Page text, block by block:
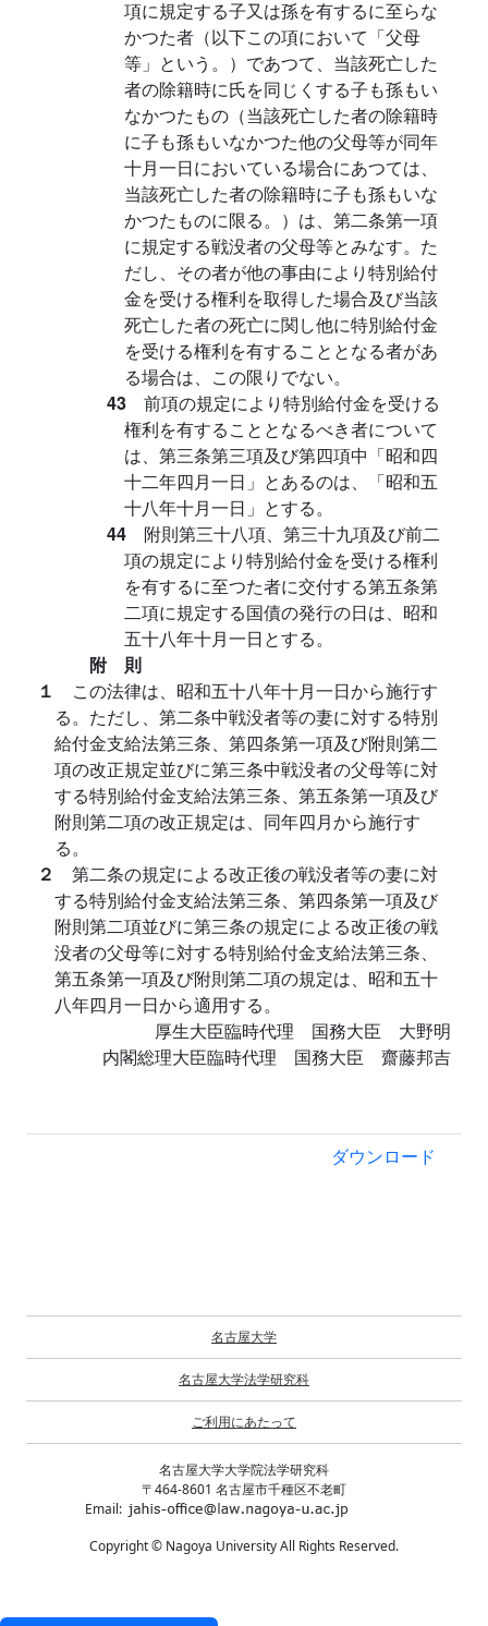
項に規定する子又は孫を有するに至らな
かつた者（以下この項において「父母
等」という。）であつて、当該死亡した
者の除籍時に氏を同じくする子も孫もい
なかつたもの（当該死亡した者の除籍時
に子も孫もいなかつた他の父母等が同年
十月一日においている場合にあつては、
当該死亡した者の除籍時に子も孫もいな
かつたものに限る。）は、第二条第一項
に規定する戦没者の父母等とみなす。た
だし、その者が他の事由により特別給付
金を受ける権利を取得した場合及び当該
死亡した者の死亡に関し他に特別給付金
を受ける権利を有することとなる者があ
る場合は、この限りでない。
43 前項の規定により特別給付金を受ける
権利を有することとなるべき者について
は、第三条第三項及び第四項中「昭和四
十二年四月一日」とあるのは、「昭和五
十八年十月一日」とする。
44 附則第三十八項、第三十九項及び前二
項の規定により特別給付金を受ける権利
を有するに至つた者に交付する第五条第
二項に規定する国債の発行の日は、昭和
五十八年十月一日とする。
附 則
１ この法律は、昭和五十八年十月一日から施行す
る。ただし、第二条中戦没者等の妻に対する特別
給付金支給法第三条、第四条第一項及び附則第二
項の改正規定並びに第三条中戦没者の父母等に対
する特別給付金支給法第三条、第五条第一項及び
附則第二項の改正規定は、同年四月から施行す
る。
２ 第二条の規定による改正後の戦没者等の妻に対
する特別給付金支給法第三条、第四条第一項及び
附則第二項並びに第三条の規定による改正後の戦
没者の父母等に対する特別給付金支給法第三条、
第五条第一項及び附則第二項の規定は、昭和五十
八年四月一日から適用する。
厚生大臣臨時代理 国務大臣 大野明
内閣総理大臣臨時代理 国務大臣 齋藤邦吉
ダウンロード
名古屋大学
名古屋大学法学研究科
ご利用にあたって
名古屋大学大学院法学研究科
〒464-8601 名古屋市千種区不老町
Email:
Copyright © Nagoya University All Rights Reserved.